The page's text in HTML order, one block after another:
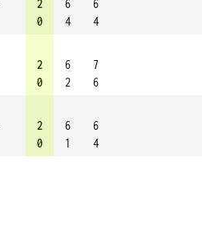
2
0
6
4
6
4
2
0
6
2
7
6
2
0
6
1
6
4